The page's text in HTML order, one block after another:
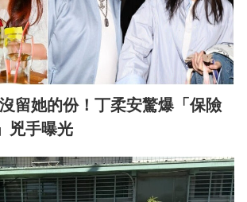
留她的份！丁柔安驚爆「保險
兇手曝光